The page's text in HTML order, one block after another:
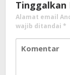
Tinggalkan
Alamat email
wajib ditandai *